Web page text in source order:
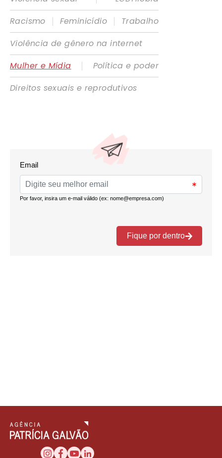
Racismo
| Feminicídio |
Trabalho
Violência de gênero na internet
Mulher e Mídia
|
Política e poder
Direitos sexuais e reprodutivos